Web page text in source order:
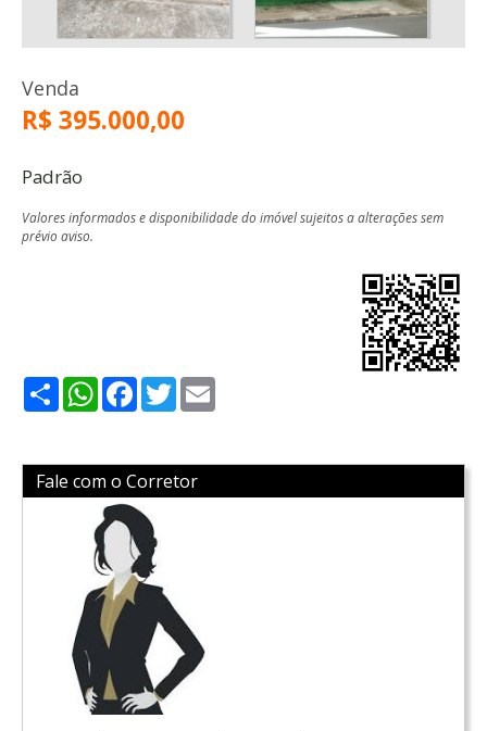
Venda
R$ 395.000,00
Padrão
Valores informados e disponibilidade do imóvel sujeitos a alterações sem
prévio aviso.
ShareWhatsApp
Facebook
Twitter
Fale com o Corretor